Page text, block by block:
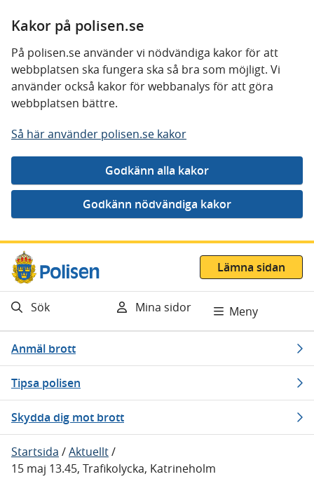
Kakor på polisen.se
På polisen.se använder vi nödvändiga kakor för att
webbplatsen ska fungera ska så bra som möjligt. Vi
använder också kakor för webbanalys för att göra
webbplatsen bättre.
Så här använder polisen.se kakor
Gå direkt till innehåll
Lämna sidan
Sök Mina sidor Meny
Anmäl brott
Tipsa polisen
Skydda dig mot brott
Startsida /Aktuellt/
15 maj 13.45, Trafikolycka, Katrineholm